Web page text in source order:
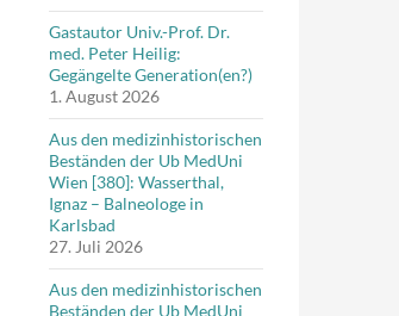
Gastautor Univ.-Prof. Dr.
med. Peter Heilig:
Gegängelte Generation(en?)
1. August 2026
Aus den medizinhistorischen
Beständen der Ub MedUni
Wien [380]: Wasserthal,
Ignaz – Balneologe in
Karlsbad
27. Juli 2026
Aus den medizinhistorischen
Beständen der Ub MedUni